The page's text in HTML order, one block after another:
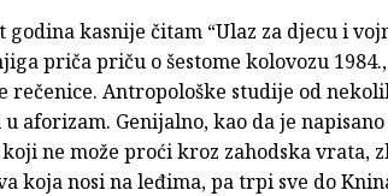
godina kasnije čitam “Ulaz za djecu i
priča priču o šestome kolovozu
rečenice. Antropološke studije od
aforizam. Genijalno, kao da je
ne može proći kroz zahodska vrata,
koja nosi na leđima, pa trpi sve do